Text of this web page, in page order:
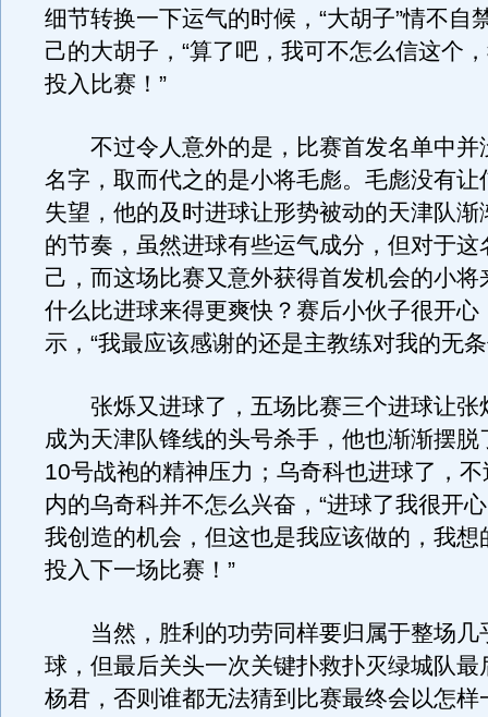
细节转换一下运气的时候，“大胡子”情不自
己的大胡子，“算了吧，我可不怎么信这个
投入比赛！”
不过令人意外的是，比赛首发名单中并
名字，取而代之的是小将毛彪。毛彪没有让
失望，他的及时进球让形势被动的天津队渐
的节奏，虽然进球有些运气成分，但对于这
己，而这场比赛又意外获得首发机会的小将
什么比进球来得更爽快？赛后小伙子很开心
示，“我最应该感谢的还是主教练对我的无
张烁又进球了，五场比赛三个进球让张
成为天津队锋线的头号杀手，他也渐渐摆脱
10号战袍的精神压力；乌奇科也进球了，
内的乌奇科并不怎么兴奋，“进球了我很开
我创造的机会，但这也是我应该做的，我想
投入下一场比赛！”
当然，胜利的功劳同样要归属于整场几
球，但最后关头一次关键扑救扑灭绿城队最
杨君，否则谁都无法猜到比赛最终会以怎样